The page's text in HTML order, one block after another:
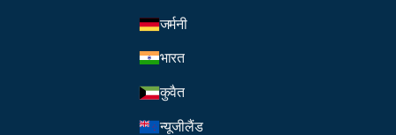
जर्मनी
भारत
कुवैत
न्यूजीलैंड